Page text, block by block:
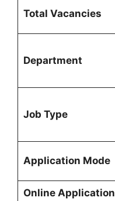
Total Vacancies
Department
Job Type
Application Mode
Online Application